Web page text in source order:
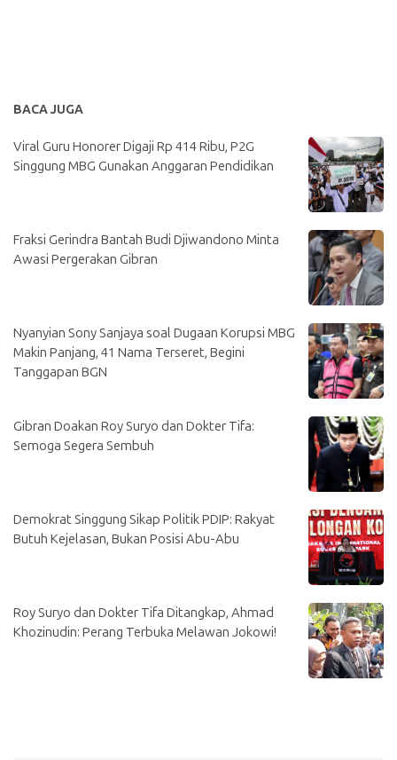
BACA JUGA
Viral Guru Honorer Digaji Rp 414 Ribu, P2G
Singgung MBG Gunakan Anggaran Pendidikan
Fraksi Gerindra Bantah Budi Djiwandono Minta
Awasi Pergerakan Gibran
Nyanyian Sony Sanjaya soal Dugaan Korupsi MBG
Makin Panjang, 41 Nama Terseret, Begini
Tanggapan BGN
Gibran Doakan Roy Suryo dan Dokter Tifa:
Semoga Segera Sembuh
Demokrat Singgung Sikap Politik PDIP: Rakyat
Butuh Kejelasan, Bukan Posisi Abu-Abu
Roy Suryo dan Dokter Tifa Ditangkap, Ahmad
Khozinudin: Perang Terbuka Melawan Jokowi!